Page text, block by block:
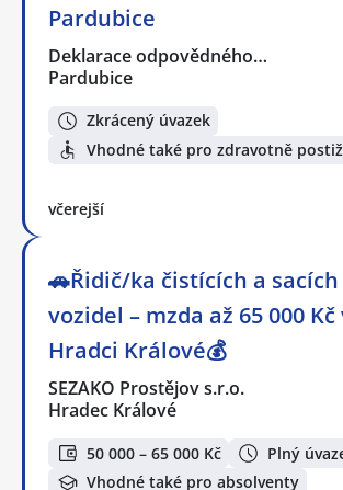
Pardubice
Deklarace odpovědného…
Pardubice
Zkrácený úvazek
Vhodné také pro zdravotně
včerejší
🚗Řidič/ka čistících a sacích
vozidel – mzda až 65 000 Kč
Hradci Králové💰
SEZAKO Prostějov s.r.o.
Hradec Králové
50 000 – 65 000 Kč
Plný
Vhodné také pro absolventy